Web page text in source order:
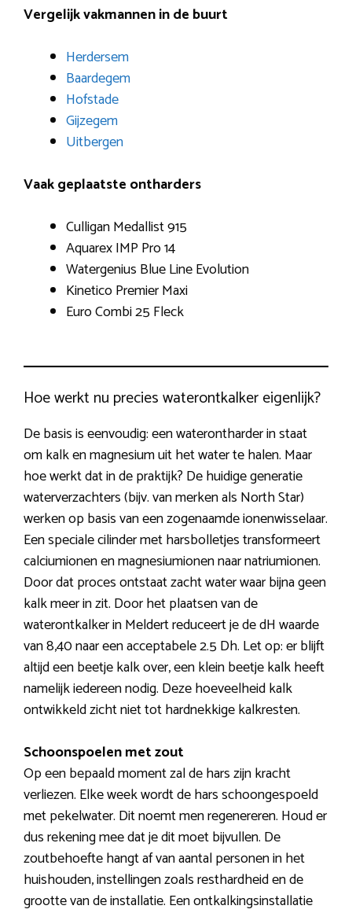
Vergelijk vakmannen in de buurt
Herdersem
Baardegem
Hofstade
Gijzegem
Uitbergen
Vaak geplaatste ontharders
Culligan Medallist 915
Aquarex IMP Pro 14
Watergenius Blue Line Evolution
Kinetico Premier Maxi
Euro Combi 25 Fleck
Hoe werkt nu precies waterontkalker eigenlijk?
De basis is eenvoudig: een waterontharder in staat
om kalk en magnesium uit het water te halen. Maar
hoe werkt dat in de praktijk? De huidige generatie
waterverzachters (bijv. van merken als North Star)
werken op basis van een zogenaamde ionenwisselaar.
Een speciale cilinder met harsbolletjes transformeert
calciumionen en magnesiumionen naar natriumionen.
Door dat proces ontstaat zacht water waar bijna geen
kalk meer in zit. Door het plaatsen van de
waterontkalker in Meldert reduceert je de dH waarde
van 8,40 naar een acceptabele 2.5 Dh. Let op: er blijft
altijd een beetje kalk over, een klein beetje kalk heeft
namelijk iedereen nodig. Deze hoeveelheid kalk
ontwikkeld zicht niet tot hardnekkige kalkresten.
Schoonspoelen met zout
Op een bepaald moment zal de hars zijn kracht
verliezen. Elke week wordt de hars schoongespoeld
met pekelwater. Dit noemt men regenereren. Houd er
dus rekening mee dat je dit moet bijvullen. De
zoutbehoefte hangt af van aantal personen in het
huishouden, instellingen zoals resthardheid en de
grootte van de installatie. Een ontkalkingsinstallatie